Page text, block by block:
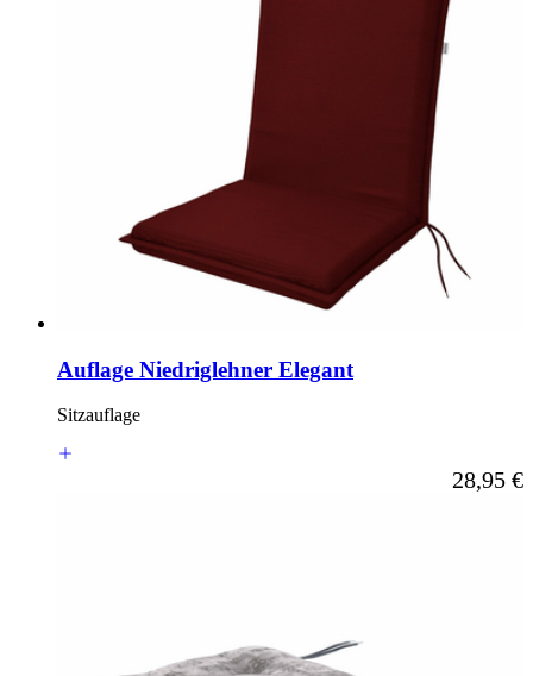
Auflage Niedriglehner Elegant
Sitzauflage
Ab
28,95 €